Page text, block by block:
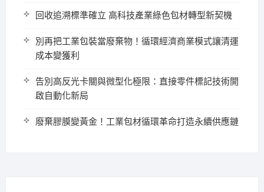
回收追溯標準確立 高科技產業綠色包材轉型新契機
別再把工業包裝當廢棄物！循環經濟商業模式讓清運
成本變獲利
告別高反光卡關與微型化極限：直接零件標記技術開
啟自動化新局
廢棄膠膜變黃金！工業包材循環革命打造永續供應鏈